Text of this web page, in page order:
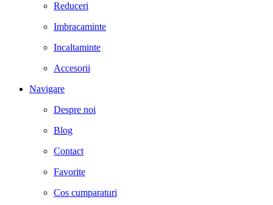
Reduceri
Imbracaminte
Incaltaminte
Accesorii
Navigare
Despre noi
Blog
Contact
Favorite
Cos cumparaturi